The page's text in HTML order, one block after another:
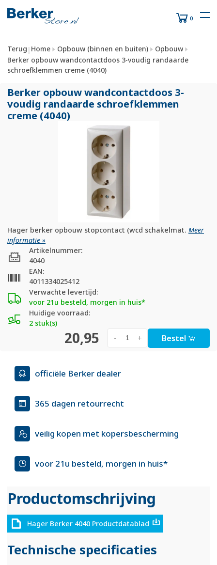
0
Terug | Home Opbouw (binnen en buiten)
Opbouw
Berker opbouw wandcontactdoos 3-voudig randaarde
schroefklemmen creme (4040)
Berker opbouw wandcontactdoos 3-
voudig randaarde schroefklemmen
creme (4040)
Hager berker opbouw stopcontact (wcd schakelmat. Meer
informatie »
Verwachte levertijd:
voor 21u besteld, morgen in huis*
Huidige voorraad:
2 stuk(s)
Artikelnummer:
4040
EAN:
4011334025412
20,95 +
- Bestel
officiële Berker dealer
365 dagen retourrecht
veilig kopen met kopersbescherming
voor 21u besteld, morgen in huis*
Productomschrijving
Hager Berker 4040 Productdatablad
Technische specificaties